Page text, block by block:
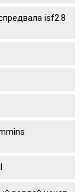
isf2.8